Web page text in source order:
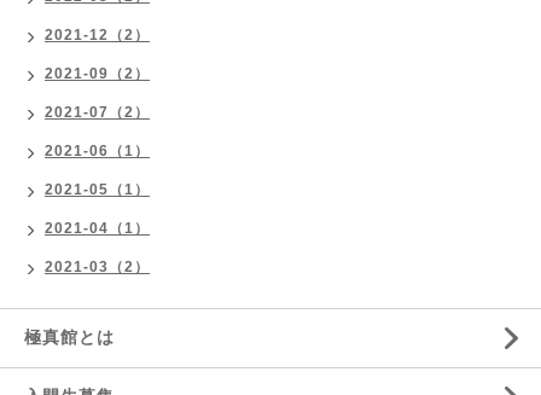
2021-12（2）
2021-09（2）
2021-07（2）
2021-06（1）
2021-05（1）
2021-04（1）
2021-03（2）
極真館とは